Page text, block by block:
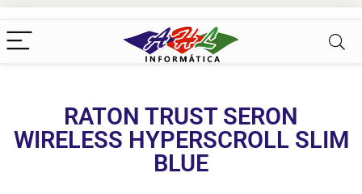
RATON TRUST SERON
WIRELESS HYPERSCROLL SLIM
BLUE